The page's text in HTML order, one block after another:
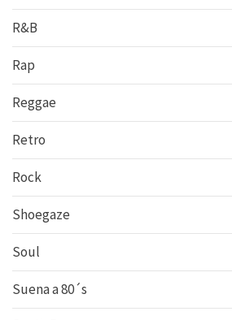
R&B
Rap
Reggae
Retro
Rock
Shoegaze
Soul
Suena a 80´s